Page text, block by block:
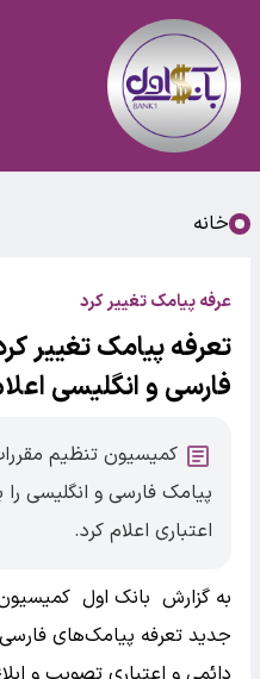
خانه
عرفه پیامک تغییر کرد
تعرفه پیامک تغییر
فارسی و انگلیسی
کمیسیون تنظیم
پیامک فارسی و انگلیسی
اعتباری اعلام کرد.
به گزارش بانک اول
جدید تعرفه پیامک‌های